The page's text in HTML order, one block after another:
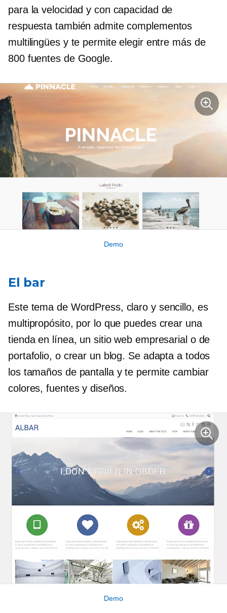
para la velocidad y con capacidad de
respuesta también admite complementos
multilingües y te permite elegir entre más de
800 fuentes de Google.
Demo
El bar
Este tema de WordPress, claro y sencillo, es
multipropósito, por lo que puedes crear una
tienda en línea, un sitio web empresarial o de
portafolio, o crear un blog. Se adapta a todos
los tamaños de pantalla y te permite cambiar
colores, fuentes y diseños.
Demo